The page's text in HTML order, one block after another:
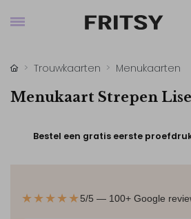
Trouwkaarten Menukaarten
Menukaart Strepen
Bestel een gratis eerste
★★★★★5/5 — 100+ Google